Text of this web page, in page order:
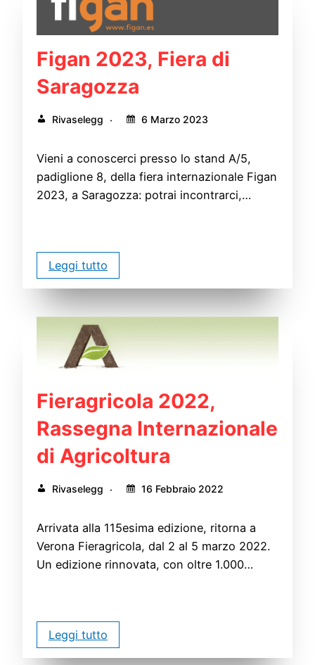
Figan 2023, Fiera di
Saragozza
Rivaselegg 6 Marzo 2023
Vieni a conoscerci presso lo stand A/5,
padiglione 8, della fiera internazionale Figan
2023, a Saragozza: potrai incontrarci,…
Leggi tutto
Fieragricola 2022,
Rassegna Internazionale
di Agricoltura
Rivaselegg 16 Febbraio 2022
Arrivata alla 115esima edizione, ritorna a
Verona Fieragricola, dal 2 al 5 marzo 2022.
Un edizione rinnovata, con oltre 1.000…
Leggi tutto